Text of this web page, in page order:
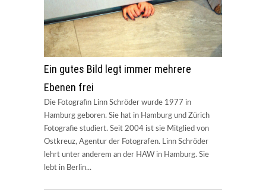
Ein gutes Bild legt immer mehrere
Ebenen frei
Die Fotografin Linn Schröder wurde 1977 in
Hamburg geboren. Sie hat in Hamburg und Zürich
Fotografie studiert. Seit 2004 ist sie Mitglied von
Ostkreuz, Agentur der Fotografen. Linn Schröder
lehrt unter anderem an der HAW in Hamburg. Sie
lebt in Berlin...